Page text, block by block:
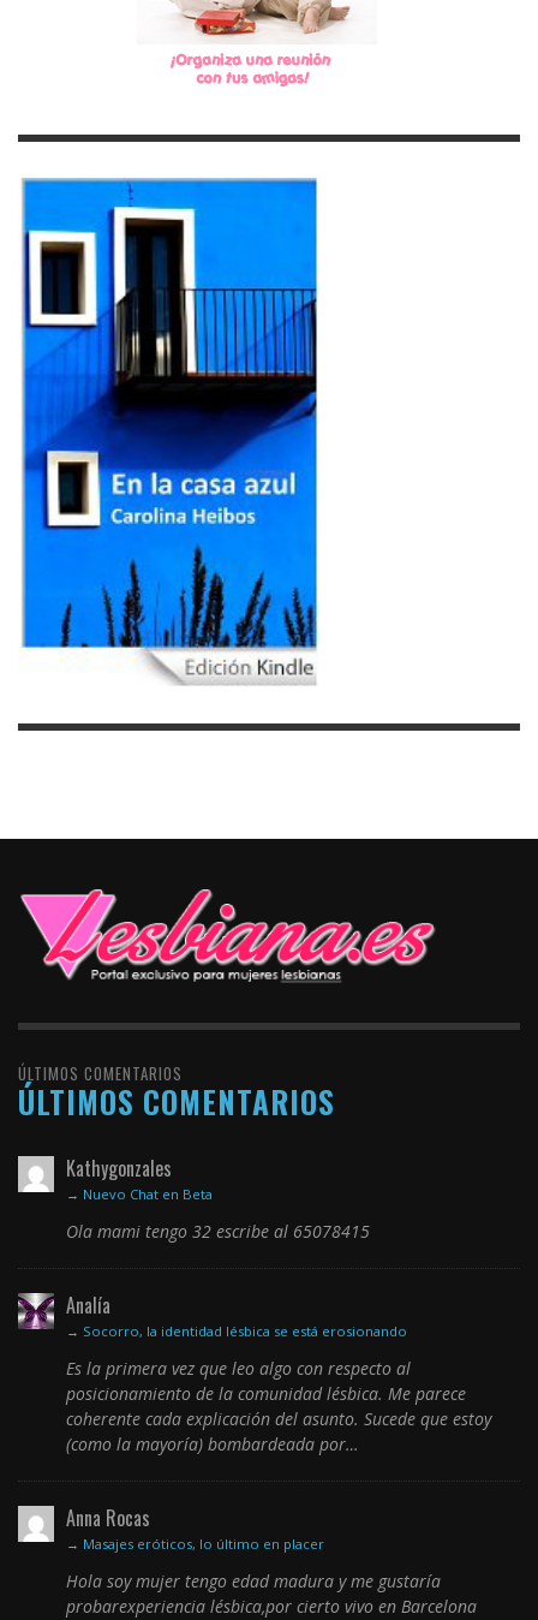
ÚLTIMOS COMENTARIOS
ÚLTIMOS COMENTARIOS
Kathygonzales
→ Nuevo Chat en Beta
Ola mami tengo 32 escribe al 65078415
Analía
→ Socorro, la identidad lésbica se está erosionando
Es la primera vez que leo algo con respecto al
posicionamiento de la comunidad lésbica. Me parece
coherente cada explicación del asunto. Sucede que estoy
(como la mayoría) bombardeada por…
Anna Rocas
→ Masajes eróticos, lo último en placer
Hola soy mujer tengo edad madura y me gustaría
probarexperiencia lésbica,por cierto vivo en Barcelona